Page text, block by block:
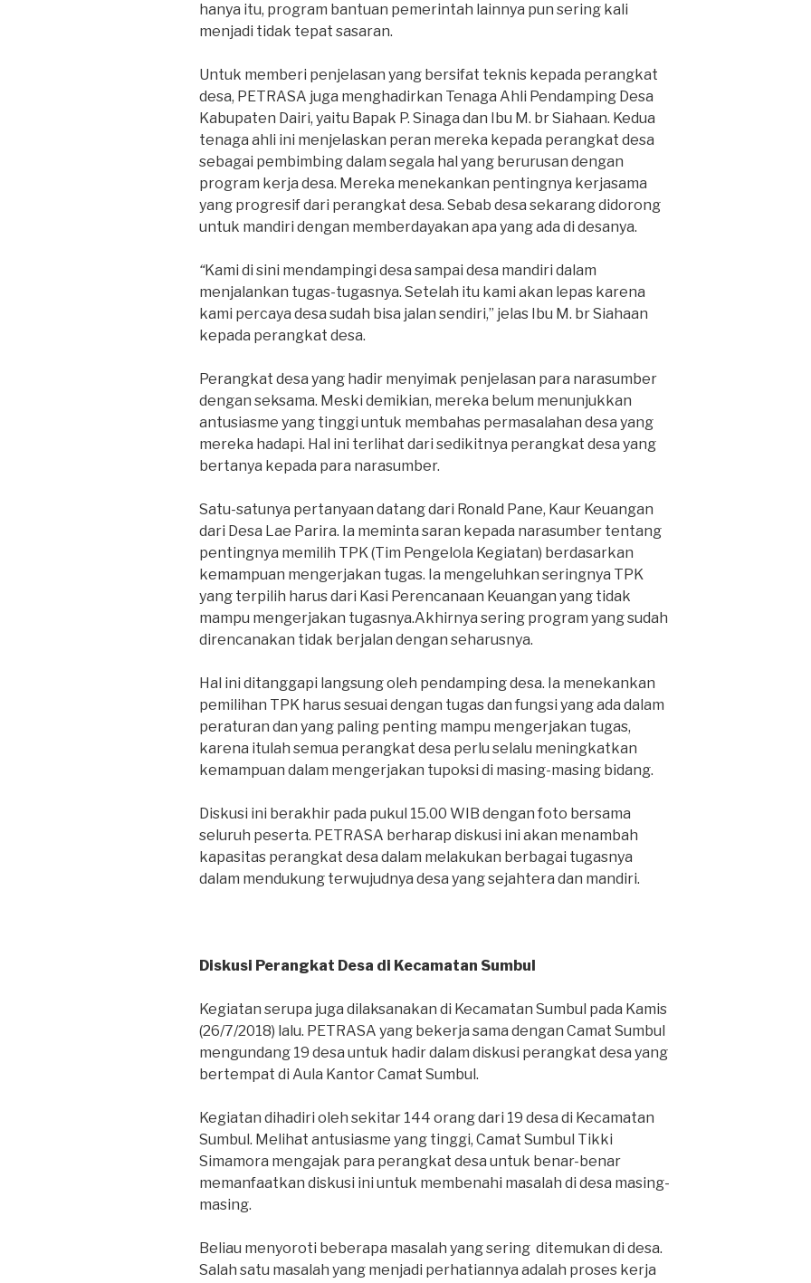
hanya itu, program bantuan pemerintah lainnya pun sering kali
menjadi tidak tepat sasaran.
Untuk memberi penjelasan yang bersifat teknis kepada perangkat
desa, PETRASA juga menghadirkan Tenaga Ahli Pendamping Desa
Kabupaten Dairi, yaitu Bapak P. Sinaga dan Ibu M. br Siahaan. Kedua
tenaga ahli ini menjelaskan peran mereka kepada perangkat desa
sebagai pembimbing dalam segala hal yang berurusan dengan
program kerja desa. Mereka menekankan pentingnya kerjasama
yang progresif dari perangkat desa. Sebab desa sekarang didorong
untuk mandiri dengan memberdayakan apa yang ada di desanya.
“Kami di sini mendampingi desa sampai desa mandiri dalam
menjalankan tugas-tugasnya. Setelah itu kami akan lepas karena
kami percaya desa sudah bisa jalan sendiri,” jelas Ibu M. br Siahaan
kepada perangkat desa.
Perangkat desa yang hadir menyimak penjelasan para narasumber
dengan seksama. Meski demikian, mereka belum menunjukkan
antusiasme yang tinggi untuk membahas permasalahan desa yang
mereka hadapi. Hal ini terlihat dari sedikitnya perangkat desa yang
bertanya kepada para narasumber.
Satu-satunya pertanyaan datang dari Ronald Pane, Kaur Keuangan
dari Desa Lae Parira. Ia meminta saran kepada narasumber tentang
pentingnya memilih TPK (Tim Pengelola Kegiatan) berdasarkan
kemampuan mengerjakan tugas. Ia mengeluhkan seringnya TPK
yang terpilih harus dari Kasi Perencanaan Keuangan yang tidak
mampu mengerjakan tugasnya.Akhirnya sering program yang sudah
direncanakan tidak berjalan dengan seharusnya.
Hal ini ditanggapi langsung oleh pendamping desa. Ia menekankan
pemilihan TPK harus sesuai dengan tugas dan fungsi yang ada dalam
peraturan dan yang paling penting mampu mengerjakan tugas,
karena itulah semua perangkat desa perlu selalu meningkatkan
kemampuan dalam mengerjakan tupoksi di masing-masing bidang.
Diskusi ini berakhir pada pukul 15.00 WIB dengan foto bersama
seluruh peserta. PETRASA berharap diskusi ini akan menambah
kapasitas perangkat desa dalam melakukan berbagai tugasnya
dalam mendukung terwujudnya desa yang sejahtera dan mandiri.
Diskusi Perangkat Desa di Kecamatan Sumbul
Kegiatan serupa juga dilaksanakan di Kecamatan Sumbul pada Kamis
(26/7/2018) lalu. PETRASA yang bekerja sama dengan Camat Sumbul
mengundang 19 desa untuk hadir dalam diskusi perangkat desa yang
bertempat di Aula Kantor Camat Sumbul.
Kegiatan dihadiri oleh sekitar 144 orang dari 19 desa di Kecamatan
Sumbul. Melihat antusiasme yang tinggi, Camat Sumbul Tikki
Simamora mengajak para perangkat desa untuk benar-benar
memanfaatkan diskusi ini untuk membenahi masalah di desa masing-
masing.
Beliau menyoroti beberapa masalah yang sering ditemukan di desa.
Salah satu masalah yang menjadi perhatiannya adalah proses kerja